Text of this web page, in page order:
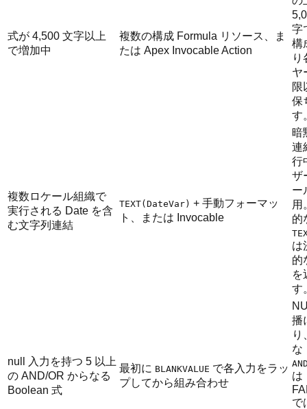
式が 4,500 文字以上
で増加中
複数の構成 Formula リソース、ま
たは Apex Invocable Action
字
構
り
ヤ
限
保
す
複数ロケール組織で
実行される Date を含
む文字列連結
TEXT(DateVar) + 手動フォーマッ
ト、または Invocable
暗
連
行
ザ
ー
用
的
は
的
を
す
null 入力を持つ 5 以上
の AND/OR からなる
Boolean 式
最初に BLANKVALUE で各入力をラッ
プしてから組み合わせ
播
り
な
は
で